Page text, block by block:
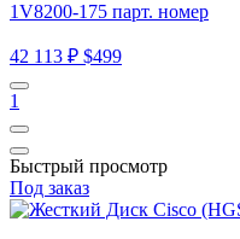
1V8200-175 парт. номер
42 113 ₽ $499
1
Быстрый просмотр
Под заказ